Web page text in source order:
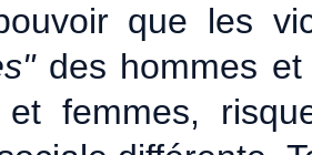
que les
des hommes
et femmes,